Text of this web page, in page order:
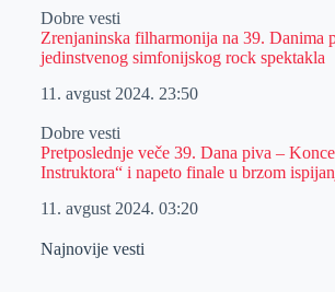
Dobre vesti
Zrenjaninska filharmonija na 39. Danima
jedinstvenog simfonijskog rock spektakla
11. avgust 2024. 23:50
Dobre vesti
Pretposlednje veče 39. Dana piva –
Instruktora“ i napeto finale u brzom
11. avgust 2024. 03:20
Najnovije vesti